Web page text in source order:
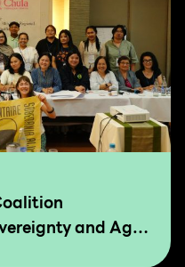
and Agro